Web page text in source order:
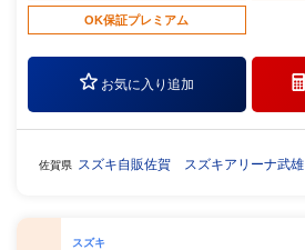
OK保証プレミアム
お気に入り追加
佐賀県 スズキ自販佐賀 スズキアリーナ武雄
スズキ